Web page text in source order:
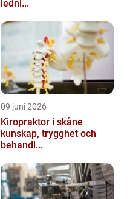
ledni...
09 juni 2026
Kiropraktor i skåne
kunskap, trygghet och
behandl...